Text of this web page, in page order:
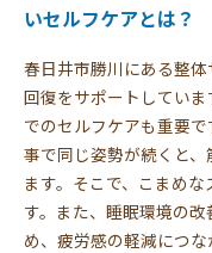
いセルフケアとは？
春日井市勝川にある整
回復をサポートしてい
でのセルフケアも重要
事で同じ姿勢が続くと
ます。そこで、こまめ
す。また、睡眠環境の
め、疲労感の軽減につ